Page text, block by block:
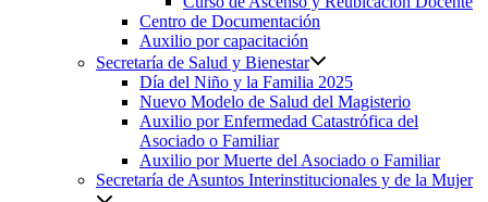
Centro de Documentación
Auxilio por capacitación
Secretaría de Salud y Bienestar
Día del Niño y la Familia 2025
Nuevo Modelo de Salud del Magisterio
Auxilio por Enfermedad Catastrófica del
Asociado o Familiar
Auxilio por Muerte del Asociado o Familiar
Secretaría de Asuntos Interinstitucionales y de la Mujer